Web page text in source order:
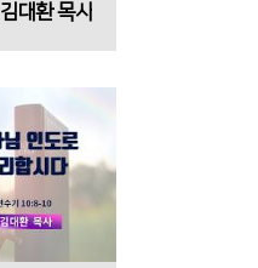
김대환 목사